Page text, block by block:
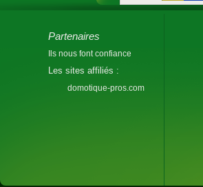
Partenaires
Ils nous font confiance
Les sites affiliés :
domotique-pros.com